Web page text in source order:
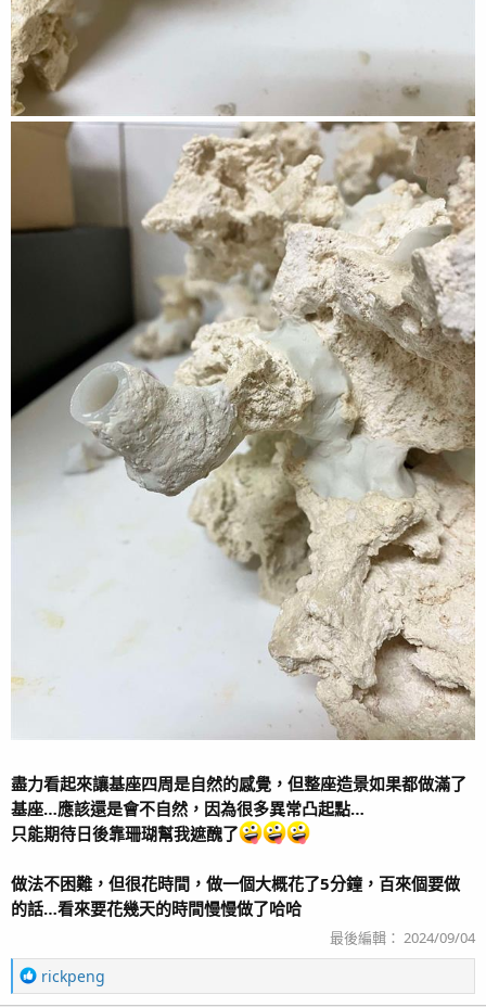
盡力看起來讓基座四周是自然的感覺，但整座造景如果都做滿了
基座…應該還是會不自然，因為很多異常凸起點…
只能期待日後靠珊瑚幫我遮醜了
做法不困難，但很花時間，做一個大概花了5分鐘，百來個要做
的話…看來要花幾天的時間慢慢做了哈哈
最後編輯： 2024/09/04
R
e
rickpeng